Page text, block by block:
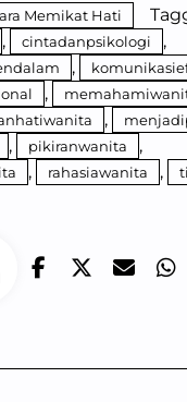
Memikat Hati
, cintadanpsikologi ,
,
,
,
, pikiranwanita ,
, rahasiawanita ,